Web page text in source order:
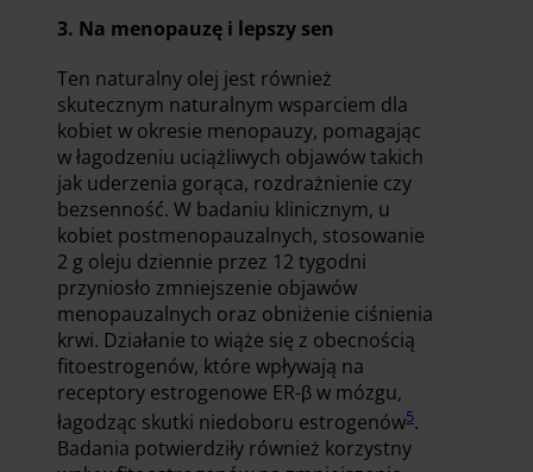
3. Na menopauzę i lepszy sen
Ten naturalny olej jest również
skutecznym naturalnym wsparciem dla
kobiet w okresie menopauzy, pomagając
w łagodzeniu uciążliwych objawów takich
jak uderzenia gorąca, rozdrażnienie czy
bezsenność. W badaniu klinicznym, u
kobiet postmenopauzalnych, stosowanie
2 g oleju dziennie przez 12 tygodni
przyniosło zmniejszenie objawów
menopauzalnych oraz obniżenie ciśnienia
krwi. Działanie to wiąże się z obecnością
fitoestrogenów, które wpływają na
receptory estrogenowe ER-β w mózgu,
łagodząc skutki niedoboru estrogenów5.
Badania potwierdziły również korzystny